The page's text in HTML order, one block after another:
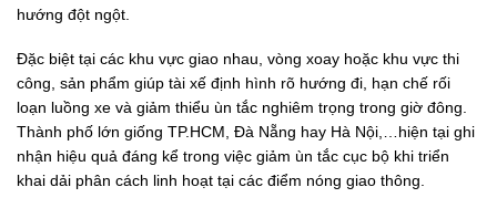
hướng đột ngột.
Đặc biệt tại các khu vực giao nhau, vòng xoay hoặc khu vực thi
công, sản phẩm giúp tài xế định hình rõ hướng đi, hạn chế rối
loạn luồng xe và giảm thiểu ùn tắc nghiêm trọng trong giờ đông.
Thành phố lớn giống TP.HCM, Đà Nẵng hay Hà Nội,…hiện tại ghi
nhận hiệu quả đáng kể trong việc giảm ùn tắc cục bộ khi triển
khai dải phân cách linh hoạt tại các điểm nóng giao thông.